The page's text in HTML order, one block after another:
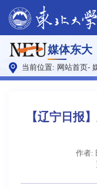
媒体东大
当前位置: 网站首页-
【辽宁日报
作者: